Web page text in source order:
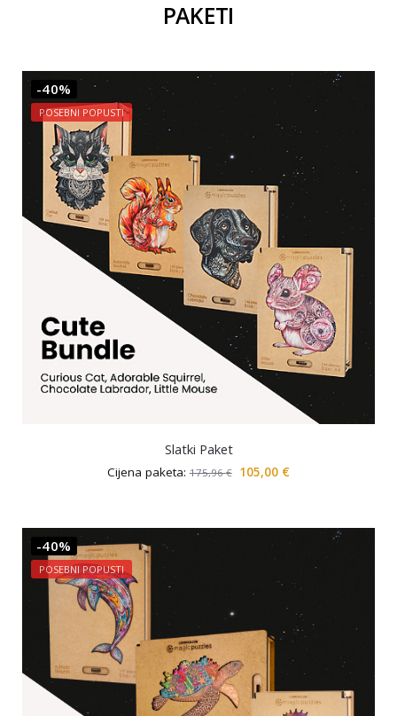
PAKETI
-40%
POSEBNI POPUSTI
Slatki Paket
Cijena paketa:175,96€ 105,00 €
-40%
POSEBNI POPUSTI